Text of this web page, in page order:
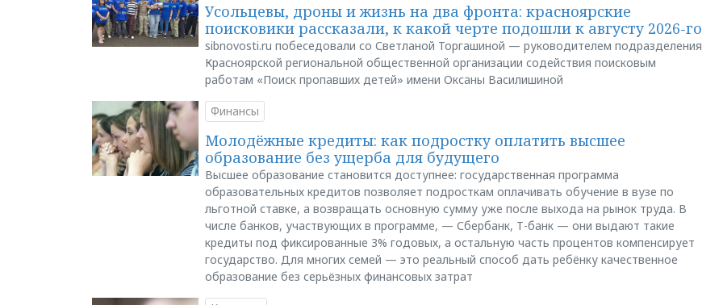
Усольцевы, дроны и жизнь на два фронта: красноярские
поисковики рассказали, к какой черте подошли к августу 2026-го
sibnovosti.ru побеседовали со Светланой Торгашиной — руководителем подразделения
Красноярской региональной общественной организации содействия поисковым
работам «Поиск пропавших детей» имени Оксаны Василишиной
Финансы
Молодёжные кредиты: как подростку оплатить высшее
образование без ущерба для будущего
Высшее образование становится доступнее: государственная программа
образовательных кредитов позволяет подросткам оплачивать обучение в вузе по
льготной ставке, а возвращать основную сумму уже после выхода на рынок труда. В
числе банков, участвующих в программе, — Сбербанк, Т-банк — они выдают такие
кредиты под фиксированные 3% годовых, а остальную часть процентов компенсирует
государство. Для многих семей — это реальный способ дать ребёнку качественное
образование без серьёзных финансовых затрат